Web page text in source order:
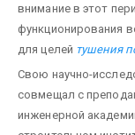
внимание в этот
функционирования
для целей тушения
Свою научно-
совмещал с
инженерной